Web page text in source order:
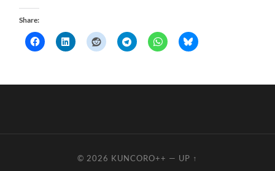
Share:
© 2026 KUNCORO++ — UP ↑